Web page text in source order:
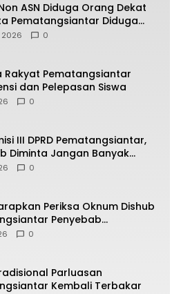
ASN Diduga Orang Dekat
Pematangsiantar Diduga
Proyek ke Kontraktor
0
Rakyat Pematangsiantar
dan Pelepasan Siswa
0
III DPRD Pematangsiantar,
Diminta Jangan Banyak
0
Periksa Oknum Dishub
Penyebab
PAD Retribusi Parkir
0
Parluasan
Kembali Terbakar